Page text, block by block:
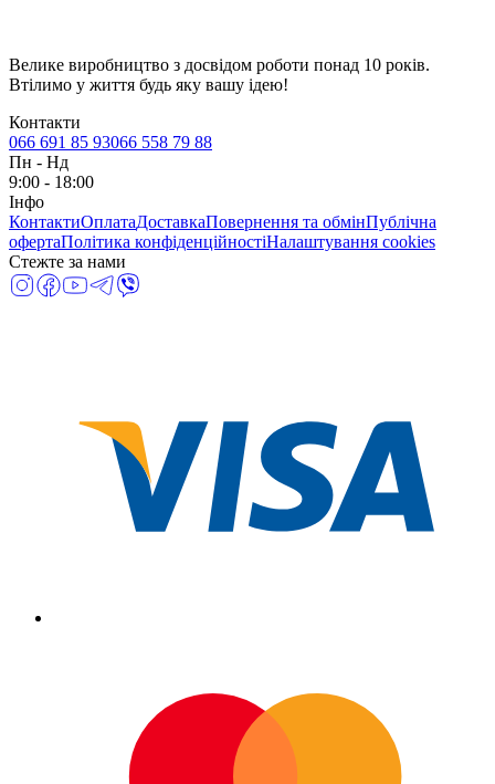
Велике виробництво з досвідом роботи понад 10 років.
Втілимо у життя будь яку вашу ідею!
Контакти
066 691 85 93066 558 79 88
Пн - Нд
9:00 - 18:00
Інфо
КонтактиОплатаДоставкаПовернення та обмінПублічна
офертаПолітика конфіденційностіНалаштування cookies
Стежте за нами